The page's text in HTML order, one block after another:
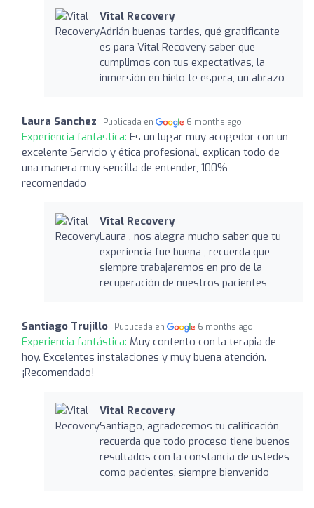
Vital Recovery
Adrián buenas tardes, qué gratificante
es para Vital Recovery saber que
cumplimos con tus expectativas, la
inmersión en hielo te espera, un abrazo
Laura Sanchez Publicada en 6 months ago
Experiencia fantástica: Es un lugar muy acogedor con un
excelente Servicio y ética profesional, explican todo de
una manera muy sencilla de entender, 100%
recomendado
Vital Recovery
Laura , nos alegra mucho saber que tu
experiencia fue buena , recuerda que
siempre trabajaremos en pro de la
recuperación de nuestros pacientes
Santiago Trujillo Publicada en 6 months ago
Experiencia fantástica: Muy contento con la terapia de
hoy. Excelentes instalaciones y muy buena atención.
¡Recomendado!
Vital Recovery
Santiago, agradecemos tu calificación,
recuerda que todo proceso tiene buenos
resultados con la constancia de ustedes
como pacientes, siempre bienvenido